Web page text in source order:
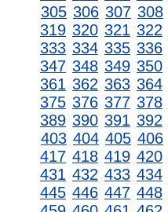
305 306 307 308
319 320 321 322
333 334 335 336
347 348 349 350
361 362 363 364
375 376 377 378
389 390 391 392
403 404 405 406
417 418 419 420
431 432 433 434
445 446 447 448